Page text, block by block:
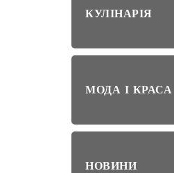
КУЛІНАРІЯ
МОДА І КРАСА
НОВИНИ